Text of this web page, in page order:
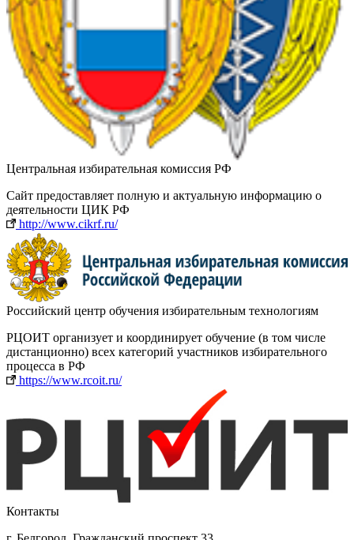
Центральная избирательная комиссия РФ
Сайт предоставляет полную и актуальную информацию о
деятельности ЦИК РФ
http://www.cikrf.ru/
Российский центр обучения избирательным технологиям
РЦОИТ организует и координирует обучение (в том числе
дистанционно) всех категорий участников избирательного
процесса в РФ
https://www.rcoit.ru/
Контакты